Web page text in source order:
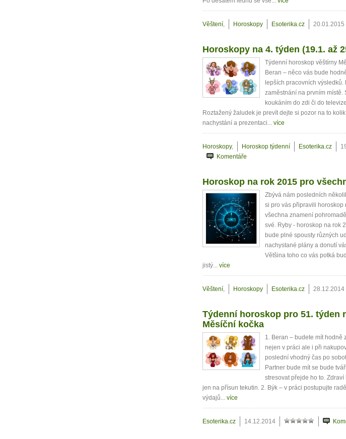
Věštení, Horoskopy Esoterika.cz 20.01.2015
Horoskopy na 4. týden (19.1. až
Týdenní horoskop věštírny
Beran – něco vás bude
lepších pracovních
zaměstnání na prvním místě.
koukáním do zdi či do
Roztažený žaludek je prevít dejte si pozor na to
nachystání a prezentaci... více
Horoskopy, Horoskop týdenní Esoterika.cz
Komentáře
Horoskop na rok 2015 pro
Zbývá nám posledních
si pro vás připravili horoskop
všechna znamení
své. Ryby - horoskop na rok
bude plné spousty různých
nachystané plány a donutí
Většina toho co vás potká
jistý... více
Věštení, Horoskopy Esoterika.cz 28.12.2014
Týdenní horoskop pro 51. týden
Měsíční kočka
1. Beran – budete mít hodně
nejen v práci ale i při
poslední vhodný čas po
Partner bude mít se bude
stresovat přejde ho to.
jen na přísun tekutin. 2. Býk – v práci postupujte
výdajů... více
Esoterika.cz 14.12.2014